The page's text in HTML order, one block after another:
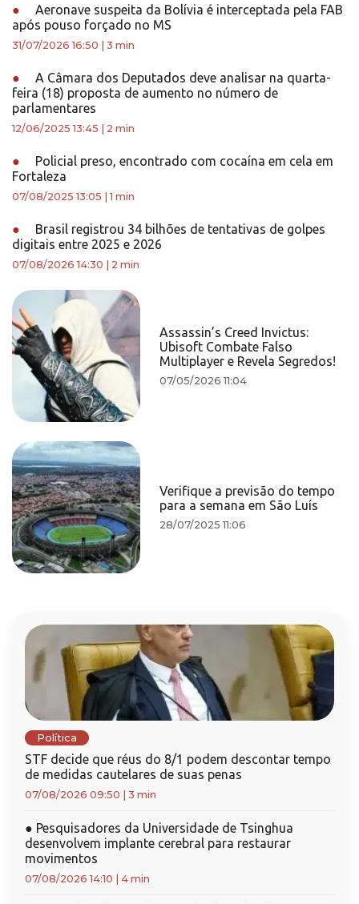
●
Aeronave suspeita da Bolívia é interceptada pela FAB
após pouso forçado no MS
31/07/2026 16:50 3 min
●
A Câmara dos Deputados deve analisar na quarta-
feira (18) proposta de aumento no número de
parlamentares
12/06/2025 13:45 2 min
●
Policial preso, encontrado com cocaína em cela em
Fortaleza
07/08/2025 13:05 |1 min
●
Brasil registrou 34 bilhões de tentativas de golpes
digitais entre 2025 e 2026
07/08/2026 14:30 2 min
Assassin’s Creed Invictus:
Ubisoft Combate Falso
Multiplayer e Revela Segredos!
07/05/2026 11:04
Verifique a previsão do tempo
para a semana em São Luís
28/07/2025 11:06
Política
STF decide que réus do 8/1 podem descontar tempo
de medidas cautelares de suas penas
07/08/2026 09:50 3 min
● Pesquisadores da Universidade de Tsinghua
desenvolvem implante cerebral para restaurar
movimentos
07/08/2026 14:10 4 min